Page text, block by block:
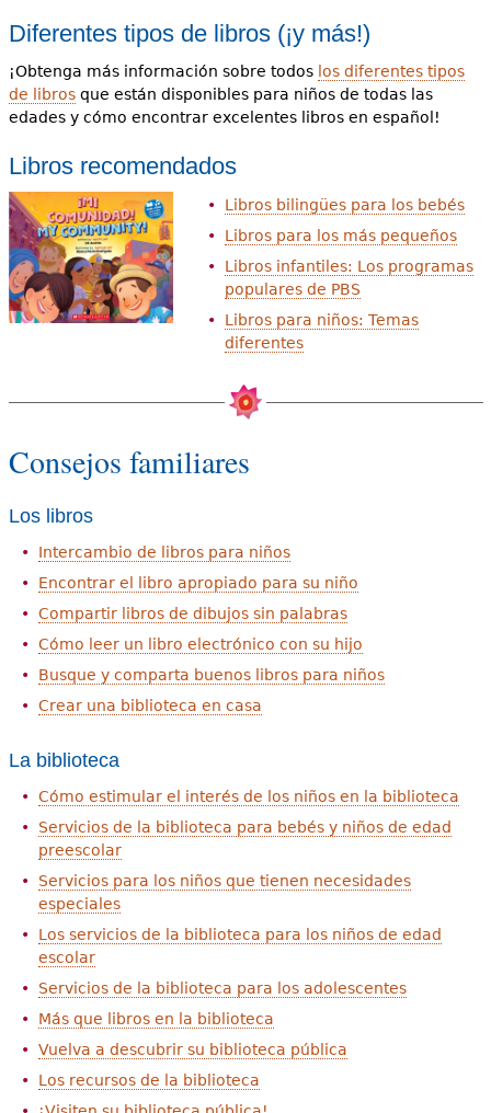
Diferentes tipos de libros (¡y más!)
¡Obtenga más información sobre todos los diferentes tipos
de librosque están disponibles para niños de todas las
edades y cómo encontrar excelentes libros en español!
Libros recomendados
Libros bilingües para los bebés
Libros para los más pequeños
Libros infantiles: Los programas
populares de PBS
Libros para niños: Temas
diferentes
Consejos familiares
Los libros
Intercambio de libros para niños
Encontrar el libro apropiado para su niño
Compartir libros de dibujos sin palabras
Cómo leer un libro electrónico con su hijo
Busque y comparta buenos libros para niños
Crear una biblioteca en casa
La biblioteca
Cómo estimular el interés de los niños en la biblioteca
Servicios de la biblioteca para bebés y niños de edad
preescolar
Servicios para los niños que tienen necesidades
especiales
Los servicios de la biblioteca para los niños de edad
escolar
Servicios de la biblioteca para los adolescentes
Más que libros en la biblioteca
Vuelva a descubrir su biblioteca pública
Los recursos de la biblioteca